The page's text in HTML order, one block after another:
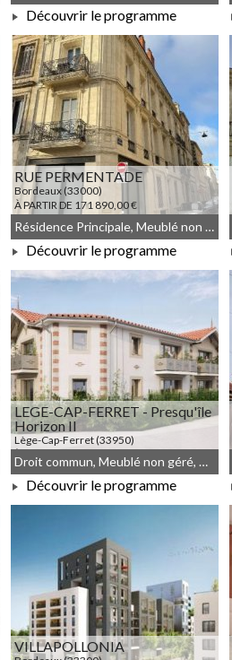
À PARTIR DE 185 100,00 €
Découvrir le programme
RUE PERMENTADE
Bordeaux (33000)
À PARTIR DE 171 890,00 €
À PARTIR DE 171 890,00 €
Résidence Principale, Meublé non géré, Droit commun, Déficit Foncier
Découvrir le programme
LEGE-CAP-FERRET - Presqu'île
Horizon II
Lège-Cap-Ferret (33950)
À PARTIR DE 192 133,00 €
À PARTIR DE 192 133,00 €
Droit commun, Meublé non géré, Démembrement
Découvrir le programme
VILLAPOLLONIA